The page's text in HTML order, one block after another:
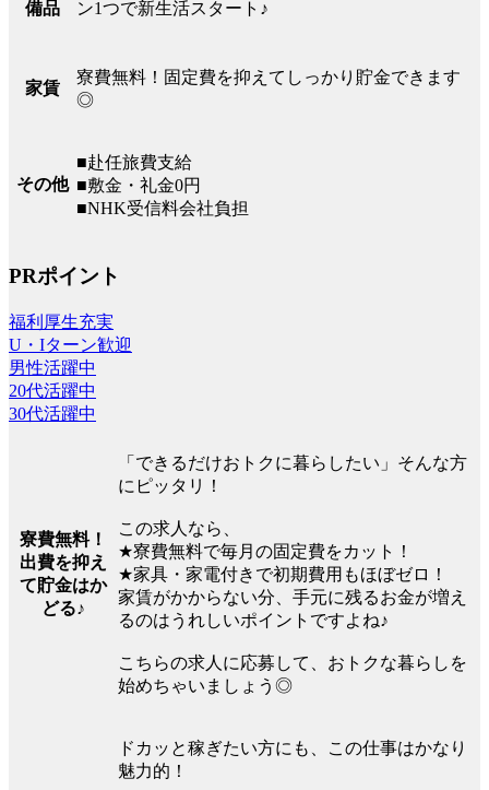
備品 ン1つで新生活スタート♪
家賃
寮費無料！固定費を抑えてしっかり貯金できます
◎
その他
■赴任旅費支給
■敷金・礼金0円
■NHK受信料会社負担
PRポイント
福利厚生充実
U・Iターン歓迎
男性活躍中
20代活躍中
30代活躍中
寮費無料！
出費を抑え
て貯金はか
どる♪
「できるだけおトクに暮らしたい」そんな方
にピッタリ！
この求人なら、
★寮費無料で毎月の固定費をカット！
★家具・家電付きで初期費用もほぼゼロ！
家賃がかからない分、手元に残るお金が増え
るのはうれしいポイントですよね♪
こちらの求人に応募して、おトクな暮らしを
始めちゃいましょう◎
ドカッと稼ぎたい方にも、この仕事はかなり
魅力的！